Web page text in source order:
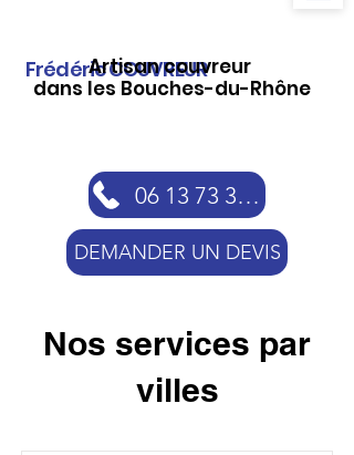
Frédéric COUVREUR
Artisan couvreur
dans les Bouches-du-Rhône
06 13 73 30 46
DEMANDER UN DEVIS
Nos services par
villes